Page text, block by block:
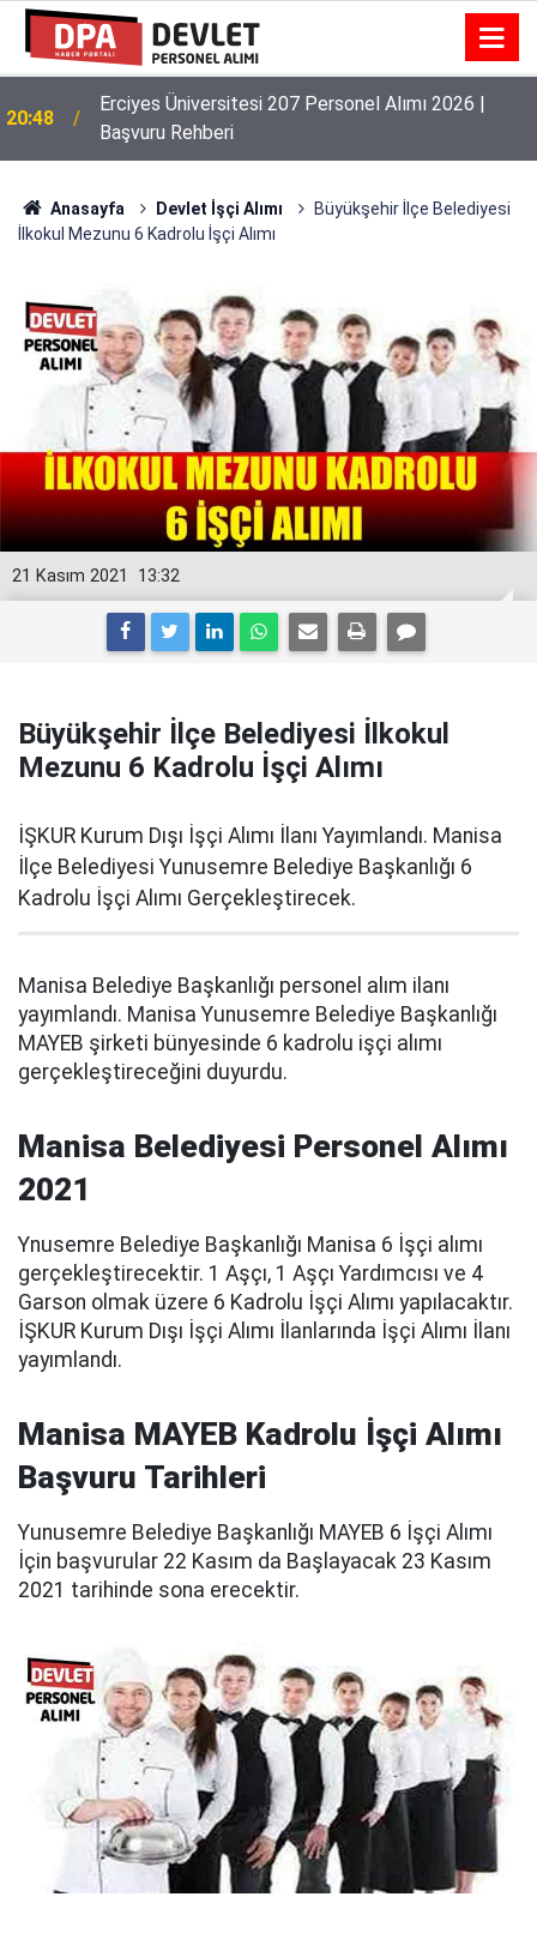
20:48
Erciyes Üniversitesi 207 Personel Alımı 2026 |
Başvuru Rehberi
Anasayfa Devlet İşçi Alımı
Büyükşehir İlçe Belediyesi
İlkokul Mezunu 6 Kadrolu İşçi Alımı
13:32
21 Kasım 2021
Büyükşehir İlçe Belediyesi İlkokul
Mezunu 6 Kadrolu İşçi Alımı
İŞKUR Kurum Dışı İşçi Alımı İlanı Yayımlandı. Manisa
İlçe Belediyesi Yunusemre Belediye Başkanlığı 6
Kadrolu İşçi Alımı Gerçekleştirecek.
Manisa Belediye Başkanlığı personel alım ilanı
yayımlandı. Manisa Yunusemre Belediye Başkanlığı
MAYEB şirketi bünyesinde 6 kadrolu işçi alımı
gerçekleştireceğini duyurdu.
Manisa Belediyesi Personel Alımı
2021
Ynusemre Belediye Başkanlığı Manisa 6 İşçi alımı
gerçekleştirecektir. 1 Aşçı, 1 Aşçı Yardımcısı ve 4
Garson olmak üzere 6 Kadrolu İşçi Alımı yapılacaktır.
İŞKUR Kurum Dışı İşçi Alımı İlanlarında İşçi Alımı İlanı
yayımlandı.
Manisa MAYEB Kadrolu İşçi Alımı
Başvuru Tarihleri
Yunusemre Belediye Başkanlığı MAYEB 6 İşçi Alımı
İçin başvurular 22 Kasım da Başlayacak 23 Kasım
2021 tarihinde sona erecektir.